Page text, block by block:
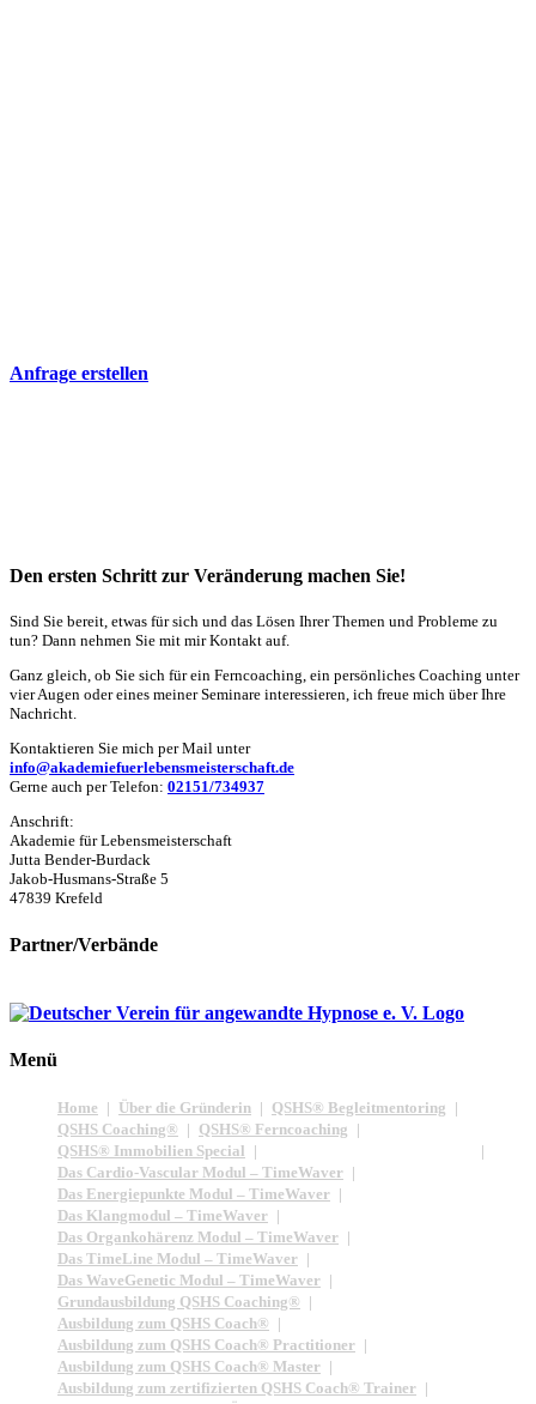
Anfrage erstellen
Den ersten Schritt zur Veränderung machen Sie!
Sind Sie bereit, etwas für sich und das Lösen Ihrer Themen und Probleme zu
tun? Dann nehmen Sie mit mir Kontakt auf.
Ganz gleich, ob Sie sich für ein Ferncoaching, ein persönliches Coaching unter
vier Augen oder eines meiner Seminare interessieren, ich freue mich über Ihre
Nachricht.
Kontaktieren Sie mich per Mail unter
info@akademiefuerlebensmeisterschaft.de
Gerne auch per Telefon: 02151/734937
Anschrift:
Akademie für Lebensmeisterschaft
Jutta Bender-Burdack
Jakob-Husmans-Straße 5
47839 Krefeld
Partner/Verbände
Menü
Home Über die Gründerin
QSHS® Begleitmentoring
QSHS Coaching®
QSHS® Ferncoaching
QSHS® Immobilien Special
Das Cardio-Vascular Modul – TimeWaver
Das Energiepunkte Modul – TimeWaver
Das Klangmodul – TimeWaver
Das Organkohärenz Modul – TimeWaver
Das TimeLine Modul – TimeWaver
Das WaveGenetic Modul – TimeWaver
Grundausbildung QSHS Coaching®
Ausbildung zum QSHS Coach®
Ausbildung zum QSHS Coach® Practitioner
Ausbildung zum QSHS Coach® Master
Ausbildung zum zertifizierten QSHS Coach® Trainer